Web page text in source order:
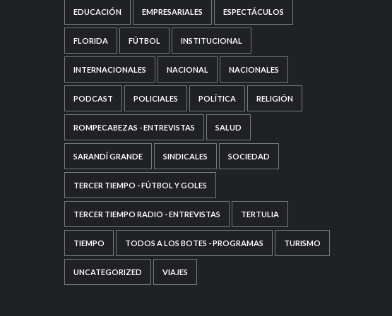
EDUCACIÓN EMPRESARIALES ESPECTÁCULOS
FLORIDA FÚTBOL INSTITUCIONAL
INTERNACIONALES NACIONAL NACIONALES
PODCAST POLICIALES POLÍTICA RELIGIÓN
ROMPECABEZAS - ENTREVISTAS SALUD
SARANDÍ GRANDE SINDICALES SOCIEDAD
TERCER TIEMPO - FÚTBOL Y GOLES
TERCER TIEMPO RADIO - ENTREVISTAS TERTULIA
TIEMPO TODOS A LOS BOTES - PROGRAMAS TURISMO
UNCATEGORIZED VIAJES